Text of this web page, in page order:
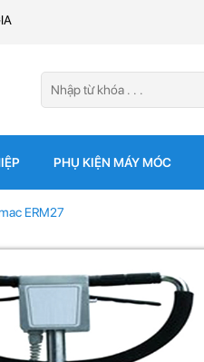
PHỤ KIỆN MÁY MÓC
ERM27